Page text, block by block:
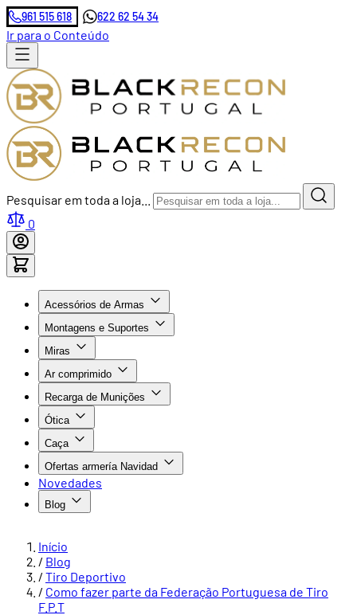
961 515 618 622 62 54 34
Ir para o Conteúdo
Pesquisar em toda a loja...
0
Acessórios de Armas
Montagens e Suportes
Miras
Ar comprimido
Recarga de Munições
Ótica
Caça
Ofertas armería Navidad
Novedades
Blog
Início
/ Blog
/ Tiro Deportivo
/ Como fazer parte da Federação Portuguesa de Tiro
F.P.T